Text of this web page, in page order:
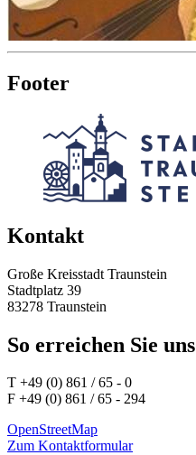
Footer
Kontakt
Große Kreisstadt Traunstein
Stadtplatz 39
83278 Traunstein
So erreichen Sie uns
T +49 (0) 861 / 65 - 0
F +49 (0) 861 / 65 - 294
OpenStreetMap
Zum Kontaktformular